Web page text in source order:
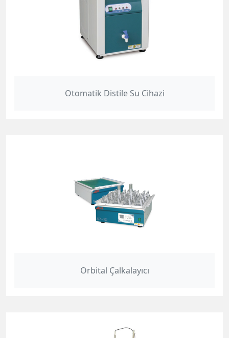
Otomatik Distile Su Cihazi
Orbital Çalkalayıcı